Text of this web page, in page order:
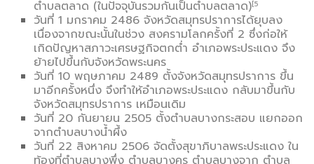
ตำบลตลาด (ในปัจจุบันรวมกันเป็นตำบลตลาด)[5
วันที่ 1 มกราคม 2486 จังหวัดสมุทรปราการได้ยุบลง
เนื่องจากขณะนั้นในช่วง สงครามโลกครั้งที่ 2 ซึ่งก่อให้
เกิดปัญหาสภาวะเศรษฐกิจตกต่ำ อำเภอพระประแดง จึง
ย้ายไปขึ้นกับจังหวัดพระนคร
วันที่ 10 พฤษภาคม 2489 ตั้งจังหวัดสมุทรปราการ ขึ้น
มาอีกครั้งหนึ่ง จึงทำให้อำเภอพระประแดง กลับมาขึ้นกับ
จังหวัดสมุทรปราการ เหมือนเดิม
วันที่ 20 กันยายน 2505 ตั้งตำบลบางกระสอบ แยกออก
จากตำบลบางน้ำผึ้ง
วันที่ 22 สิงหาคม 2506 จัดตั้งสุขาภิบาลพระประแดง ใน
ท้องที่ตำบลบางพึ่ง ตำบลบางครุ ตำบลบางจาก ตำบล